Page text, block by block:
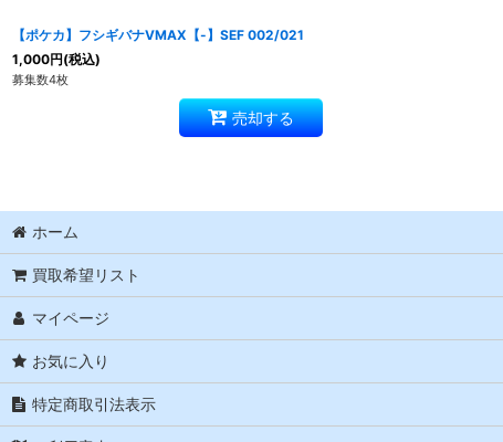
【ポケカ】フシギバナVMAX【-】SEF 002/021
1,000円(税込)
募集数4枚
売却する
ホーム
買取希望リスト
マイページ
お気に入り
特定商取引法表示